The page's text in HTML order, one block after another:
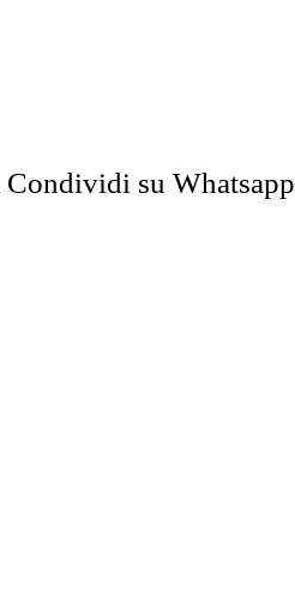
Condividi su Whatsapp